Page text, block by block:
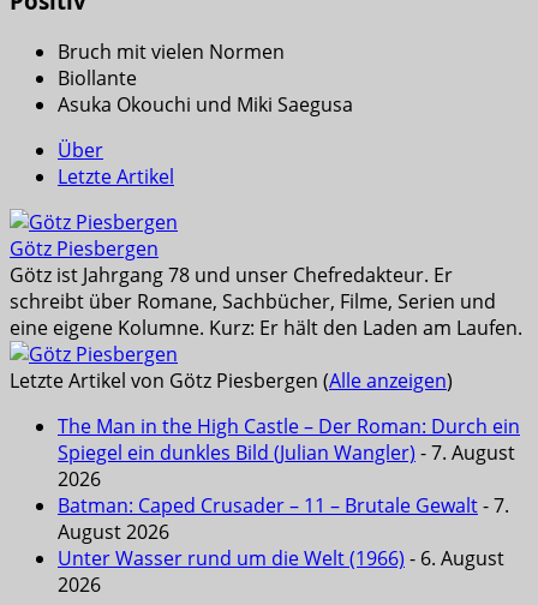
Bruch mit vielen Normen
Biollante
Asuka Okouchi und Miki Saegusa
Über
Letzte Artikel
Götz Piesbergen
Götz ist Jahrgang 78 und unser Chefredakteur. Er
schreibt über Romane, Sachbücher, Filme, Serien und
eine eigene Kolumne. Kurz: Er hält den Laden am Laufen.
Letzte Artikel von Götz Piesbergen (Alle anzeigen)
The Man in the High Castle – Der Roman: Durch ein
Spiegel ein dunkles Bild (Julian Wangler) - 7. August
2026
Batman: Caped Crusader – 11 – Brutale Gewalt- 7.
August 2026
Unter Wasser rund um die Welt (1966) - 6. August
2026